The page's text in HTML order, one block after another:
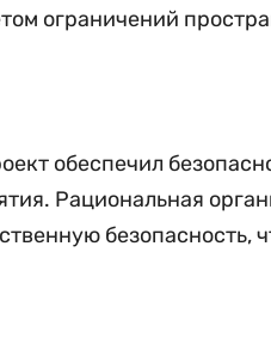
ограничений
обеспечил
Рациональная
безопасность,